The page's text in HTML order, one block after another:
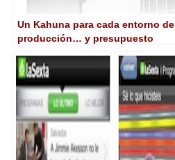
Un Kahuna para cada entorno de
producción… y presupuesto